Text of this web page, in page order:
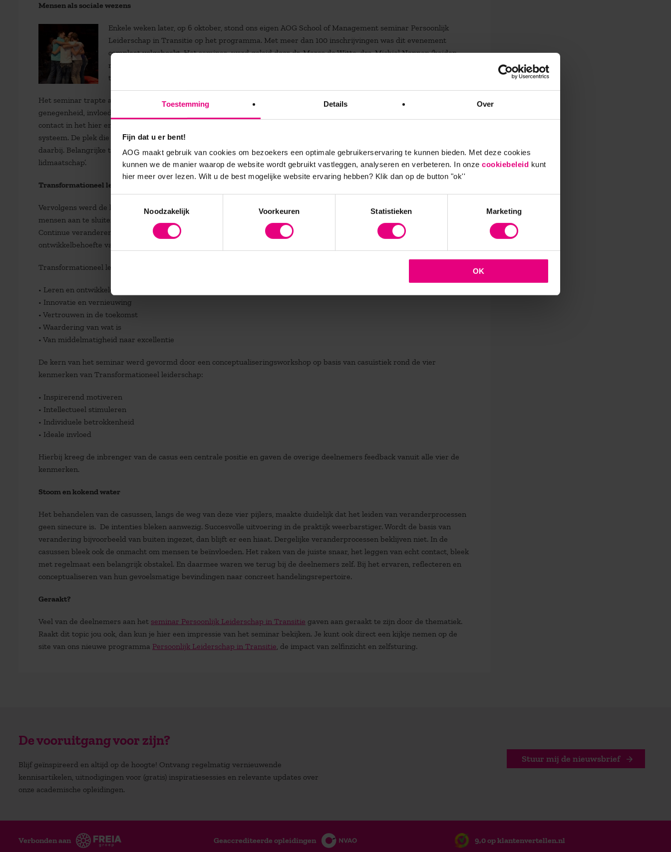
Toestemming Details Over
Fijn dat u er bent!
AOG maakt gebruik van cookies om bezoekers een optimale gebruikerservaring te kunnen bieden. Met deze cookies
kunnen we de manier waarop de website wordt gebruikt vastleggen, analyseren en verbeteren. In onze cookiebeleid kunt
hier meer over lezen. Wilt u de best mogelijke website ervaring hebben? Klik dan op de button "ok''
Noodzakelijk
Voorkeuren Statistieken Marketing
OK
Mensen als sociale wezens
Enkele weken later, op 6 oktober, stond ons eigen AOG School of Management seminar Persoonlijk
Leiderschap in Transitie op het programma. Met meer dan 100 inschrijvingen was dit evenement
compleet volgeboekt. Het seminar werd geleid door dr. Marco de Witte, drs. Michiel Nannen (beiden
mede-initiatoren achter Maak het Mee) en drs. Maaike Arends. Deze ervaren programmaleiders staan
tevens aan de basis van een van onze nieuwe leiderschapsprogramma’s.
Het seminar trapte af waar Maak het mee eindigde: de behoefte van mensen als sociale wezens aan erkenning,
genegenheid, invloed, de angst voor afwijzing en de patronen van zelfredzaamheid die in de weg staan van het zuivere
contact in het hier en nu. Daarbij werd opnieuw langs de weg van het ervaren, inzicht gegeven in de wetten van het
systeem. De plek die eenieder daarin inneemt, de ordening die dat teweeg brengt en de balans tussen geven en nemen
daarbij. Belangrijke thema’s daarbij waren ‘herkomst en bestemming’, ‘werken in polariteiten’ en ‘leiderschap en
lidmaatschap’.
Transformationeel leiderschap
Vervolgens werd de koppeling gemaakt met transformationeel leiderschap. Daaronder verstaan we het vermogen om bij
mensen aan te sluiten, waardoor ze bereid zijn zich te laten raken en zich van binnenuit te verbinden aan een veranderidee.
Continue veranderen wordt daarbij als standaard genomen. De steeds toenemende complexiteit van werk en de sterke
ontwikkelbehoefte van medewerkers als drijvende kracht.
Transformationeel leiderschap kent vijf pijlers:
• Leren en ontwikkelen
• Innovatie en vernieuwing
• Vertrouwen in de toekomst
• Waardering van wat is
• Van middelmatigheid naar excellentie
De kern van het seminar werd gevormd door een conceptualiseringsworkshop op basis van casuïstiek rond de vier
kenmerken van Transformationeel leiderschap:
• Inspirerend motiveren
• Intellectueel stimuleren
• Individuele betrokkenheid
• Ideale invloed
Hierbij kreeg de inbrenger van de casus een centrale positie en gaven de overige deelnemers feedback vanuit alle vier de
kenmerken.
Stoom en kokend water
Het behandelen van de casussen, langs de weg van deze vier pijlers, maakte duidelijk dat het leiden van veranderprocessen
geen sinecure is. De intenties bleken aanwezig. Succesvolle uitvoering in de praktijk weerbarstiger. Wordt de basis van
verandering bijvoorbeeld van buiten ingezet, dan blijft er een hiaat. Dergelijke veranderprocessen beklijven niet. In de
casussen bleek ook de onmacht om mensen te beïnvloeden. Het raken van de juiste snaar, het leggen van echt contact, bleek
met regelmaat een belangrijk obstakel. En daarmee waren we terug bij de deelnemers zelf. Bij het ervaren, reflecteren en
conceptualiseren van hun gevoelsmatige bevindingen naar concreet handelingsrepertoire.
Geraakt?
Veel van de deelnemers aan het seminar Persoonlijk Leiderschap in Transitie gaven aan geraakt te zijn door de thematiek.
Raakt dit topic jou ook, dan kun je hier een impressie van het seminar bekijken. Je kunt ook direct een kijkje nemen op de
site van ons nieuwe programma Persoonlijk Leiderschap in Transitie, de impact van zelfinzicht en zelfsturing.
De vooruitgang voor zijn?
Blijf geïnspireerd en altijd op de hoogte! Ontvang regelmatig vernieuwende
kennisartikelen, uitnodigingen voor (gratis) inspiratiesessies en relevante updates over
onze academische opleidingen.
Stuur mij de nieuwsbrief
Verbonden aan Geaccrediteerde opleidingen 9,0 op klantenvertellen.nl